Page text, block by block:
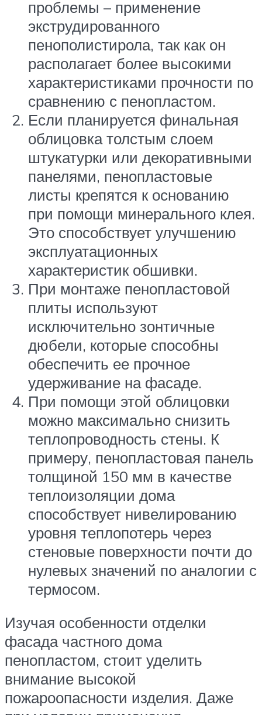
проблемы – применение
экструдированного
пенополистирола, так как он
располагает более высокими
характеристиками прочности по
сравнению с пенопластом.
Если планируется финальная
облицовка толстым слоем
штукатурки или декоративными
панелями, пенопластовые
листы крепятся к основанию
при помощи минерального клея.
Это способствует улучшению
эксплуатационных
характеристик обшивки.
При монтаже пенопластовой
плиты используют
исключительно зонтичные
дюбели, которые способны
обеспечить ее прочное
удерживание на фасаде.
При помощи этой облицовки
можно максимально снизить
теплопроводность стены. К
примеру, пенопластовая панель
толщиной 150 мм в качестве
теплоизоляции дома
способствует нивелированию
уровня теплопотерь через
стеновые поверхности почти до
нулевых значений по аналогии с
термосом.
Изучая особенности отделки
фасада частного дома
пенопластом, стоит уделить
внимание высокой
пожароопасности изделия. Даже